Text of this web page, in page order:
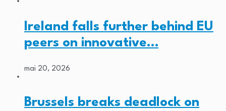
Ireland falls further behind EU
peers on innovative…
mai 20, 2026
Brussels breaks deadlock on